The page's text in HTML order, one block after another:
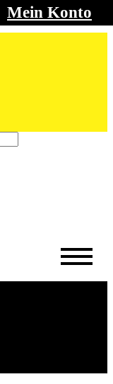
Mein Konto